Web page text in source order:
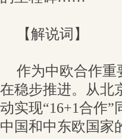
【解说词】
作为中欧合作重
在稳步推进。从北
动实现“16+1合作
中国和中东欧国家